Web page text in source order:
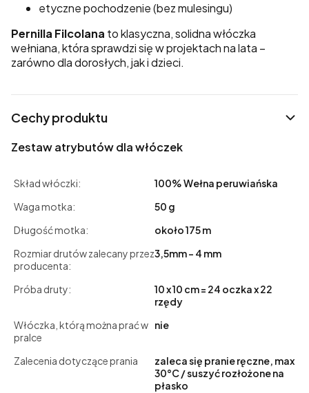
etyczne pochodzenie (bez mulesingu)
Pernilla Filcolana to klasyczna, solidna włóczka
wełniana, która sprawdzi się w projektach na lata –
zarówno dla dorosłych, jak i dzieci.
Cechy produktu
Zestaw atrybutów dla włóczek
Skład włóczki:
100% Wełna peruwiańska
Waga motka:
50 g
Długość motka:
około 175 m
Rozmiar drutów zalecany przez
producenta:
3,5mm - 4 mm
Próba druty:
10 x 10 cm = 24 oczka x 22
rzędy
Włóczka, którą można prać w
pralce
nie
Zalecenia dotyczące prania
zaleca się pranie ręczne, max
30°C / suszyć rozłożone na
płasko